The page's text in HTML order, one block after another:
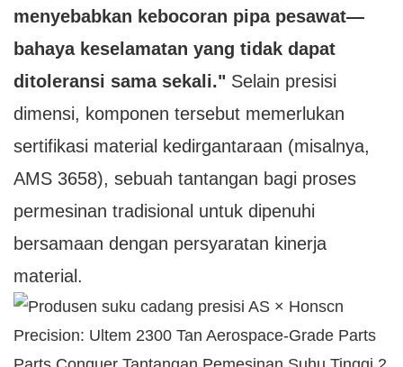
menyebabkan kebocoran pipa pesawat—
bahaya keselamatan yang tidak dapat
ditoleransi sama sekali." Selain presisi
dimensi, komponen tersebut memerlukan
sertifikasi material kedirgantaraan (misalnya,
AMS 3658), sebuah tantangan bagi proses
permesinan tradisional untuk dipenuhi
bersamaan dengan persyaratan kinerja
material.